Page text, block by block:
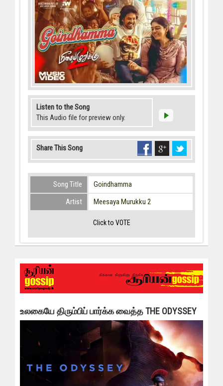
Listen to the Song
This Audio file for preview only.
Share This Song
Song Title
Goindhamma
Artist
Meesaya Murukku 2
Click to VOTE
உலகையே திரும்பிப் பார்க்க வைத்த THE ODYSSEY